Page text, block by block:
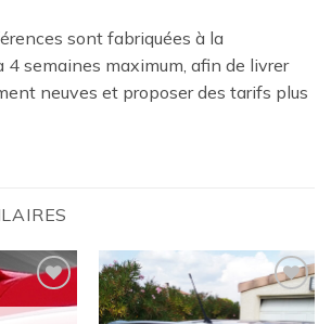
sont fabriquées à la
4 semaines maximum, afin de livrer
neuves et proposer des tarifs plus
Ajouter
Ajouter
à la